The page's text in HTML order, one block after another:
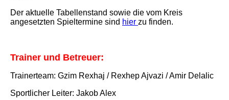
Der aktuelle Tabellenstand sowie die vom Kreis
angesetzten Spieltermine sind hier zu finden.
Trainer und Betreuer:
Trainerteam: Gzim Rexhaj / Rexhep Ajvazi / Amir Delalic
Sportlicher Leiter: Jakob Alex